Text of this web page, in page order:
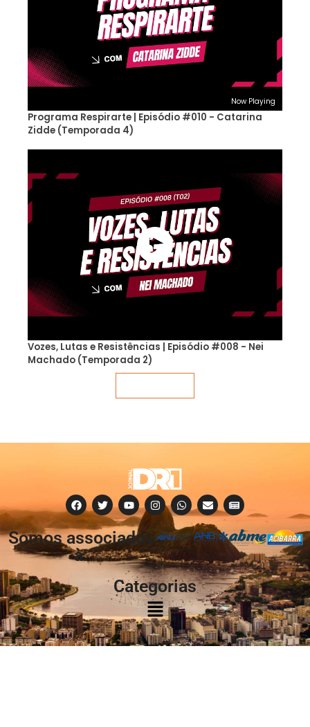
Now Playing
Programa Respirarte | Episódio #010 - Catarina
Zidde (Temporada 4)
Vozes, Lutas e Resistências | Episódio #008 - Nei
Machado (Temporada 2)
Somos associados
à:
Categorias